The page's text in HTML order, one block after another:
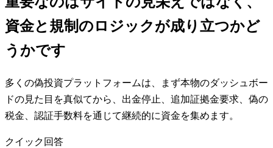
資金と規制のロジックが成り立つかど
うかです
多くの偽投資プラットフォームは、まず本物のダッシュボー
ドの見た目を真似てから、出金停止、追加証拠金要求、偽の
税金、認証手数料を通じて継続的に資金を集めます。
クイック回答